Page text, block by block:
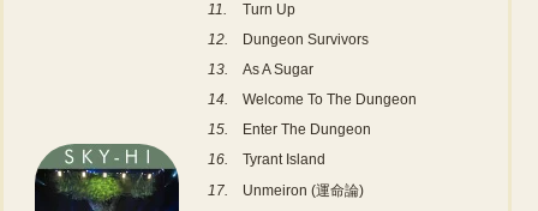
11.
Turn Up
12.
Dungeon Survivors
13.
As A Sugar
14.
Welcome To The Dungeon
15.
Enter The Dungeon
16.
Tyrant Island
17.
Unmeiron (運命論)